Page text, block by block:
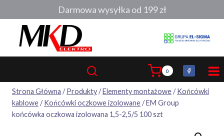
do
0
Strona Główna / Produkty/Elementy montażowe/ Końcówki
kablowe/ Końcówki oczkowe izolowane/EM Group
końcówka oczkowa izolowana 1,5-2,5/5 100 szt
Darmowa wysyłka od 199 zł